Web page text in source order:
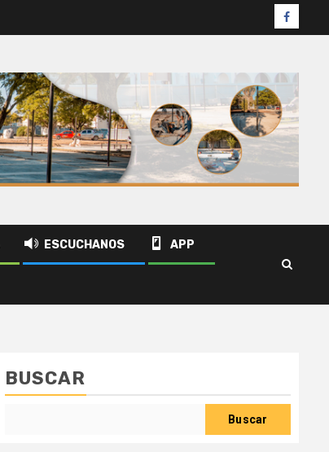
ESCUCHANOS APP
BUSCAR
Buscar